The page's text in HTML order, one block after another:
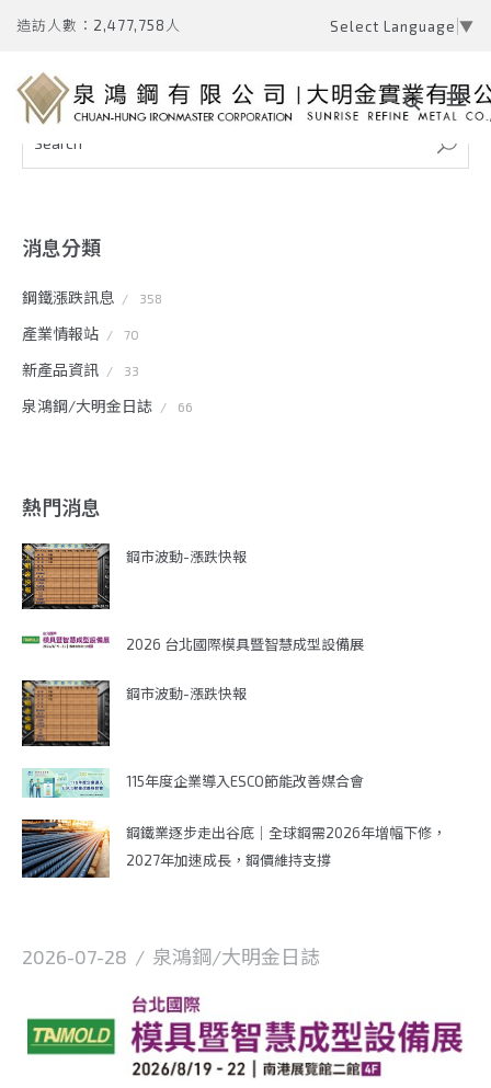
造訪人數：2,477,758人 Select Language ▼
消息分類
鋼鐵漲跌訊息 / 358
產業情報站 / 70
新產品資訊 / 33
泉鴻鋼/大明金日誌 / 66
熱門消息
鋼市波動-漲跌快報
2026 台北國際模具暨智慧成型設備展
鋼市波動-漲跌快報
115年度企業導入ESCO節能改善媒合會
鋼鐵業逐步走出谷底｜全球鋼需2026年增幅下修，
2027年加速成長，鋼價維持支撐
2026-07-28 / 泉鴻鋼/大明金日誌